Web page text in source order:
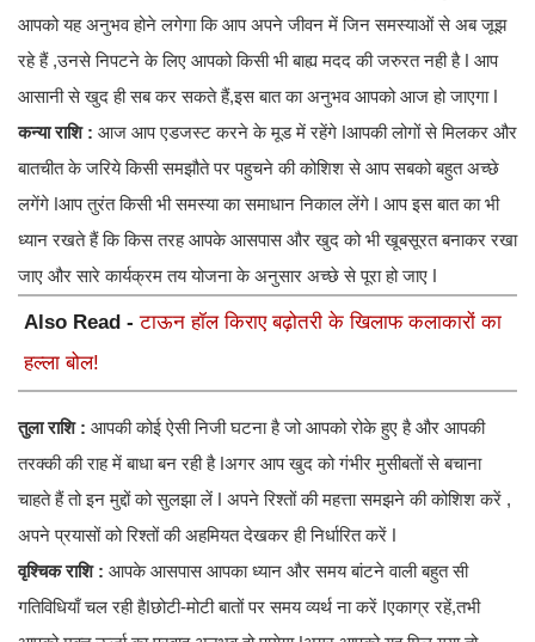
आपको यह अनुभव होने लगेगा कि आप अपने जीवन में जिन समस्याओं से अब जूझ
रहे हैं ,उनसे निपटने के लिए आपको किसी भी बाह्य मदद की जरुरत नही है ǀ आप
आसानी से खुद ही सब कर सकते हैं,इस बात का अनुभव आपको आज हो जाएगा ǀ
कन्या राशि : आज आप एडजस्ट करने के मूड में रहेंगे ǀआपकी लोगों से मिलकर और
बातचीत के जरिये किसी समझौते पर पहुचने की कोशिश से आप सबको बहुत अच्छे
लगेंगे ǀआप तुरंत किसी भी समस्या का समाधान निकाल लेंगे ǀ आप इस बात का भी
ध्यान रखते हैं कि किस तरह आपके आसपास और खुद को भी खूबसूरत बनाकर रखा
जाए और सारे कार्यक्रम तय योजना के अनुसार अच्छे से पूरा हो जाए ǀ
Also Read -टाऊन हॉल किराए बढ़ोतरी के खिलाफ कलाकारों का
हल्ला बोल!
तुला राशि : आपकी कोई ऐसी निजी घटना है जो आपको रोके हुए है और आपकी
तरक्की की राह में बाधा बन रही है ǀअगर आप खुद को गंभीर मुसीबतों से बचाना
चाहते हैं तो इन मुद्दों को सुलझा लें ǀ अपने रिश्तों की महत्ता समझने की कोशिश करें ,
अपने प्रयासों को रिश्तों की अहमियत देखकर ही निर्धारित करें ǀ
वृश्चिक राशि : आपके आसपास आपका ध्यान और समय बांटने वाली बहुत सी
गतिविधियाँ चल रही हैǀछोटी-मोटी बातों पर समय व्यर्थ ना करें ǀएकाग्र रहें,तभी